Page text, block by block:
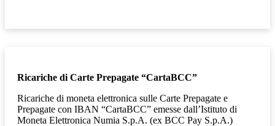
Ricariche di Carte Prepagate “CartaBCC”
Ricariche di moneta elettronica sulle Carte Prepagate e
Prepagate con IBAN “CartaBCC” emesse dall’Istituto di
Moneta Elettronica Numia S.p.A. (ex BCC Pay S.p.A.)